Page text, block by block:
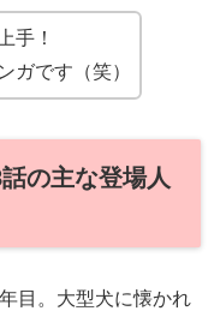
手！
ガです（笑）
の主な登場人
目。大型犬に懐かれ